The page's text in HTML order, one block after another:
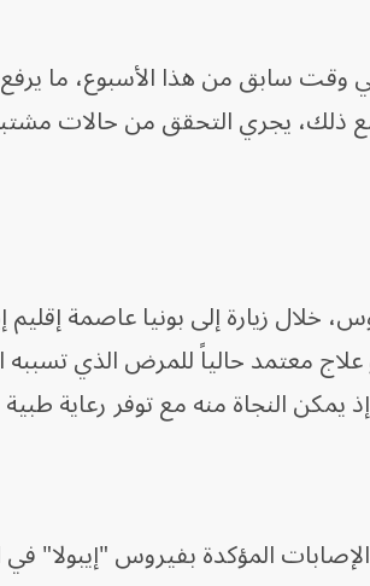
سابق من هذا الأسبوع، ما يرفع
الذين تعافوا من الفيروس إلى 5، ومع ذلك، يجري التحقق من
خلال زيارة إلى بونيا عاصمة
معتمد حالياً للمرض الذي تسببه
يمكن النجاة منه مع توفر رعاية